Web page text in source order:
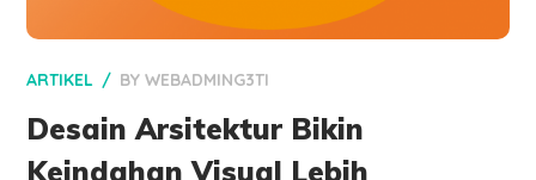
ARTIKEL BYWEBADMING3TI
Desain Arsitektur Bikin
Keindahan Visual Lebih